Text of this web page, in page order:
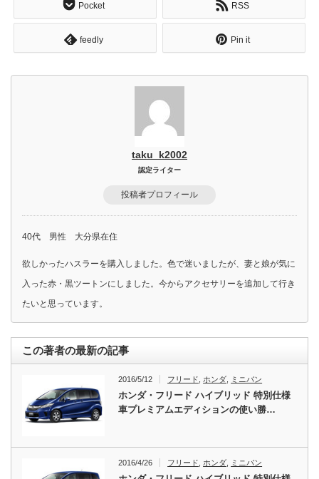
Pocket RSS
feedly Pin it
taku_k2002
認定ライター
投稿者プロフィール
40代 男性 大分県在住
欲しかったハスラーを購入しました。色で迷いましたが、妻と娘が気に
入った赤・黒ツートンにしました。今からアクセサリーを追加して行き
たいと思っています。
この著者の最新の記事
2016/5/12 フリード ホンダ ミニバン
ホンダ・フリード ハイブリッド 特別仕様
車プレミアムエディションの使い勝…
2016/4/26 フリード,ホンダ, ミニバン